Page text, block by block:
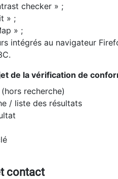
checker » ;
» ;
» ;
intégrés au navigateur
de la vérification de
recherche)
/ liste des résultats
contact